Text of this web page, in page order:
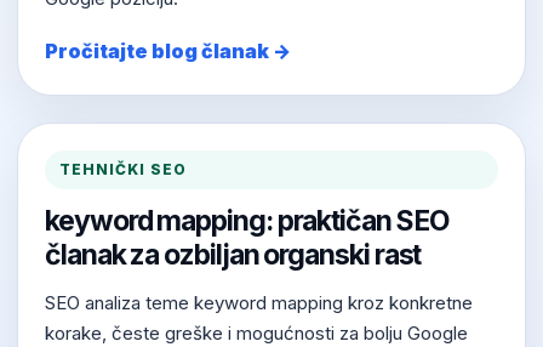
Pročitajte blog članak →
TEHNIČKI SEO
keyword mapping: praktičan SEO
članak za ozbiljan organski rast
SEO analiza teme keyword mapping kroz konkretne
korake, česte greške i mogućnosti za bolju Google